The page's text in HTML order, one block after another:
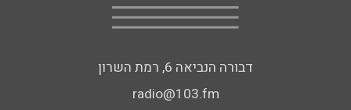
דבורה הנביאה 6, רמת השרון
radio@103.fm